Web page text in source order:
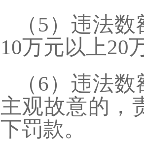
（5）违法
10万元以上20
（6）违法数
主观故意的，
下罚款。